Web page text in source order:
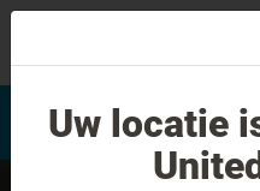
Hodnotenie úsmevu
Uw locatie